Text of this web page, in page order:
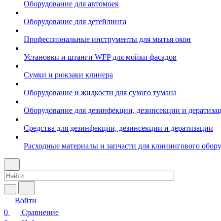
Оборудование для автомоек
Оборудование для детейлинга
Профессиональные инструменты для мытья окон
Установки и штанги WFP для мойки фасадов
Сумки и рюкзаки клинера
Оборудование и жидкости для сухого тумана
Оборудование для дезинфекции, дезинсекции и
Средства для дезинфекции, дезинсекции и дератизации
Расходные материалы и запчасти для клинингового
Войти
0
Сравнение